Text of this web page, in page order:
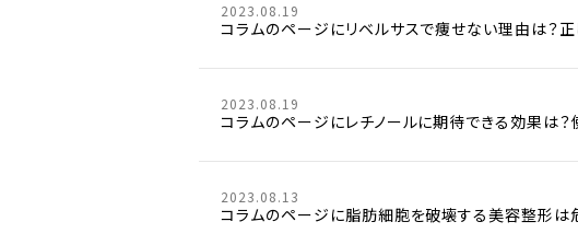
2023.08.19
コラムのページにリベルサスで痩せない理由は？
2023.08.19
コラムのページにレチノールに期待できる効果は
2023.08.13
コラムのページに脂肪細胞を破壊する美容整形は